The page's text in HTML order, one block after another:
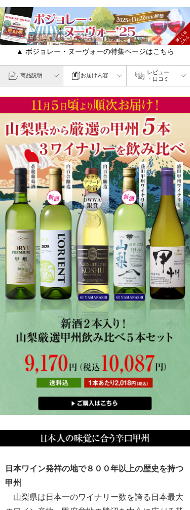
▲ ボジョレー・ヌーヴォーの特集ページはこちら
商品説明 お届け内容
レビュー
・口コミ
日本ワイン発祥の地で８００年以上の歴史を持つ
甲州
山梨県は日本一のワイナリー数を誇る日本最大